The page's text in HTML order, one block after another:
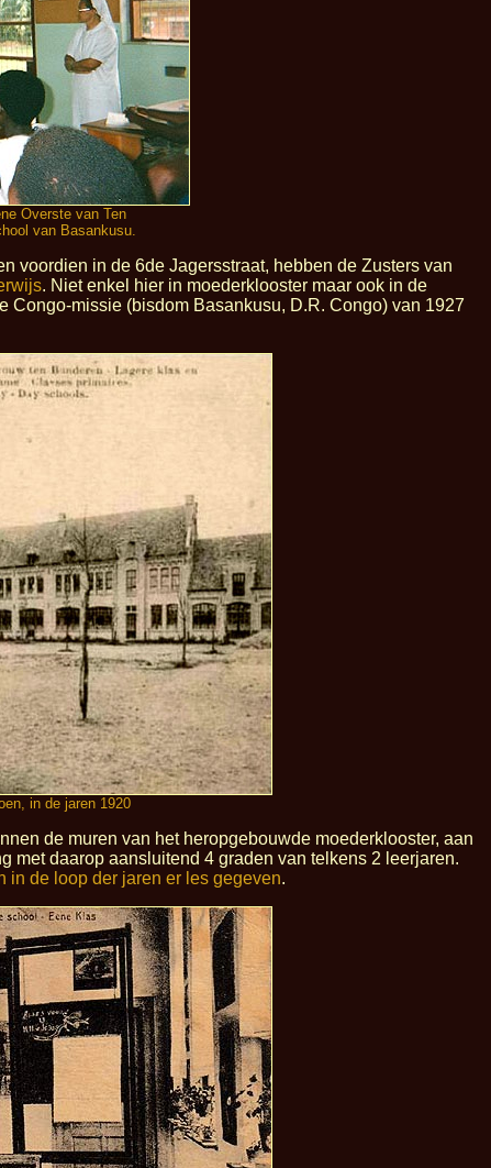
Overste van Ten
van Basankusu.
voordien in de 6de Jagersstraat, hebben de Zusters van
. Niet enkel hier in moederklooster maar ook in de
Congo-missie (bisdom Basankusu, D.R. Congo) van 1927
in de jaren 1920
de muren van het heropgebouwde moederklooster, aan
met daarop aansluitend 4 graden van telkens 2 leerjaren.
in de loop der jaren er les gegeven.